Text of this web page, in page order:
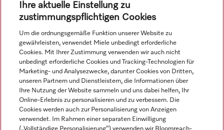
Wirtschaftlichkeitsberechnungen.
Mehr erfahren
Navigation
Service
Ihre aktuelle Einstellung zu
zustimmungspflichtigen Cookies
Um die ordnungsgemäße Funktion unserer Website zu
gewährleisten, verwendet Miele unbedingt erforderliche
Cookies. Mit Ihrer Zustimmung verwenden wir auch nicht
unbedingt erforderliche Cookies und Tracking-Technologien für
Marketing- und Analysezwecke, darunter Cookies von Dritten,
unseren Partnern und Dienstleistern, die Informationen über
Ihre Nutzung der Website sammeln und uns dabei helfen, Ihr
Online-Erlebnis zu personalisieren und zu verbessern. Die
Cookies werden auch zur Personalisierung von Anzeigen
verwendet. Im Rahmen einer separaten Einwilligung